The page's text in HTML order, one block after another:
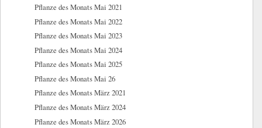
Pflanze des Monats Mai 2021
Pflanze des Monats Mai 2022
Pflanze des Monats Mai 2023
Pflanze des Monats Mai 2024
Pflanze des Monats Mai 2025
Pflanze des Monats Mai 26
Pflanze des Monats März 2021
Pflanze des Monats März 2024
Pflanze des Monats März 2026